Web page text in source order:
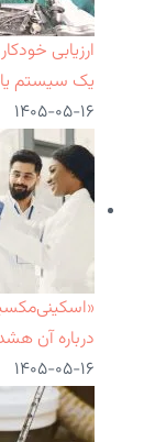
ارزیابی
یک سیستم
۱۴۰۵-۰۵-۱۶
درباره آن
۱۴۰۵-۰۵-۱۶